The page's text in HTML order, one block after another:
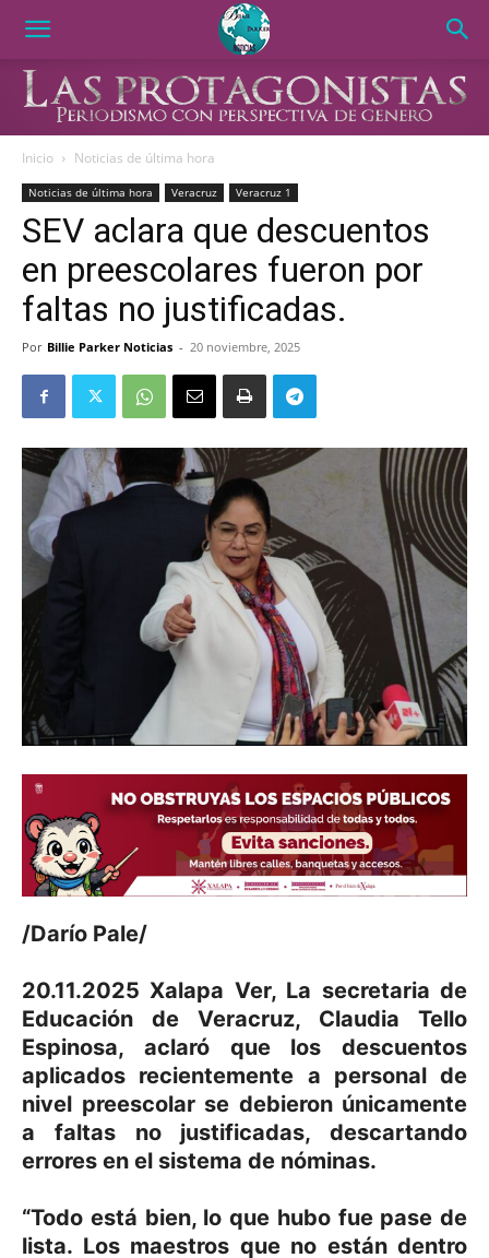
Inicio Noticias de última hora
Noticias de última hora Veracruz Veracruz 1
SEV aclara que descuentos
en preescolares fueron por
faltas no justificadas.
Por Billie Parker Noticias - 20 noviembre, 2025
/Darío Pale/
20.11.2025 Xalapa Ver, La secretaria de
Educación de Veracruz, Claudia Tello
Espinosa, aclaró que los descuentos
aplicados recientemente a personal de
nivel preescolar se debieron únicamente
a faltas no justificadas, descartando
errores en el sistema de nóminas.
“Todo está bien, lo que hubo fue pase de
lista. Los maestros que no están dentro